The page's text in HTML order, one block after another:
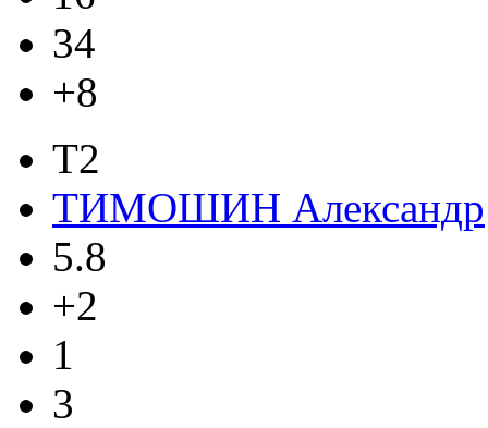
34
+8
T2
ТИМОШИН Александр
5.8
+2
1
3